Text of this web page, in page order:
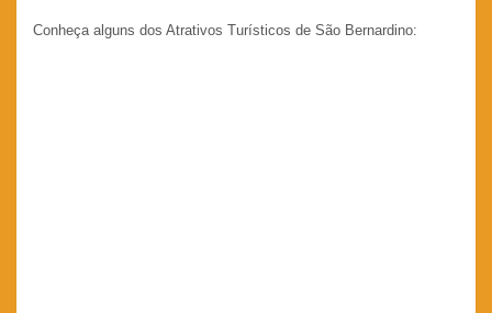
Conheça alguns dos Atrativos Turísticos de São Bernardino: